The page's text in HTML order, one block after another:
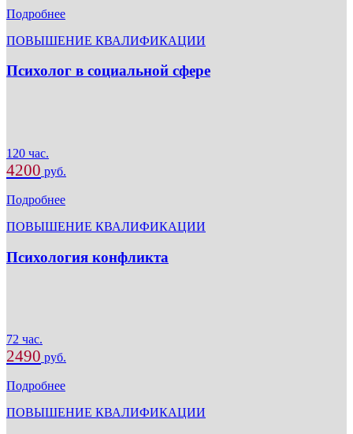
Подробнее
ПОВЫШЕНИЕ КВАЛИФИКАЦИИ
Психолог в социальной сфере
120 час.
4200 руб.
Подробнее
ПОВЫШЕНИЕ КВАЛИФИКАЦИИ
Психология конфликта
72 час.
2490 руб.
Подробнее
ПОВЫШЕНИЕ КВАЛИФИКАЦИИ